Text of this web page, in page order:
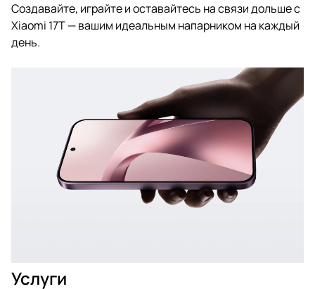
Создавайте, играйте и оставайтесь на связи дольше с
Xiaomi 17T — вашим идеальным напарником на каждый
день.
Услуги